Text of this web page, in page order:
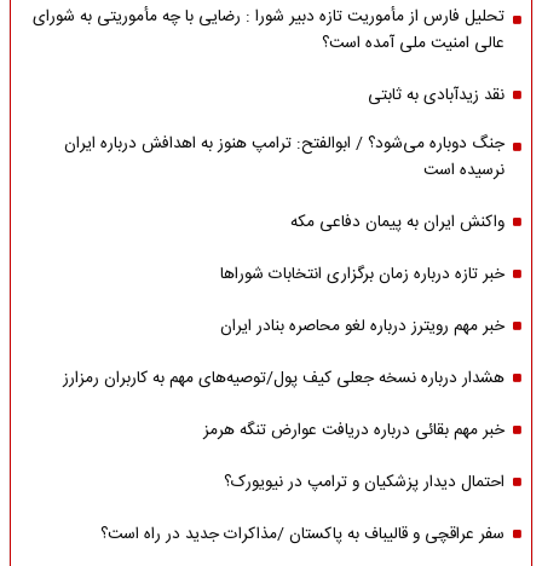
تحلیل فارس از مأموریت تازه دبیر شورا : رضایی با چه مأموریتی به شورای
عالی امنیت ملی آمده است؟
نقد زیدآبادی به ثابتی
جنگ دوباره می‌شود؟ / ابوالفتح: ترامپ هنوز به اهدافش درباره ایران
نرسیده است
واکنش ایران به پیمان دفاعی مکه
خبر تازه درباره زمان برگزاری انتخابات شوراها
خبر مهم رویترز درباره لغو محاصره بنادر ایران
هشدار درباره نسخه جعلی کیف پول/توصیه‌های مهم به کاربران رمزارز
خبر مهم بقائی درباره دریافت عوارض تنگه هرمز
احتمال دیدار پزشکیان و ترامپ در نیویورک؟
سفر عراقچی و قالیباف به پاکستان /مذاکرات جدید در راه است؟